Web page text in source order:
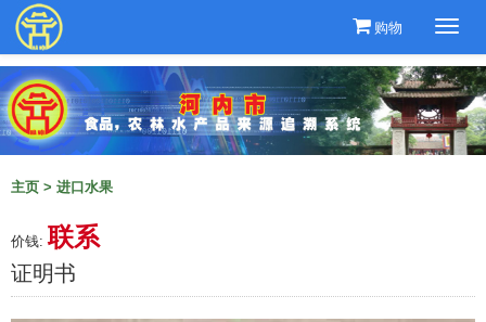
购物
主页 > 进口水果
价钱:联系
证明书